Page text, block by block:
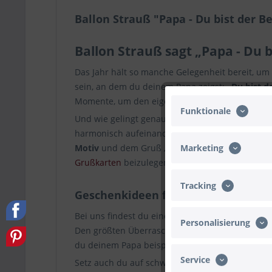
Ballon Strauß "Papa - Du bist der
Ballon Strauß sagt „Papa - Du
Das Jahr hält so manche Gelegenheit bereit,
sein, an dem du deinem Papa zeigst:„Du bist
Momente, um den eigenen Gefühlen Ausdruck
Und wie gelingt genau das am
harmonisch aufeinander abgestimmtes
Motiv und dem Gruß „Papa – Du bist der
Grußkarten beizulegen, um deinen eigenen
Geschenkideen für Papa mit
Bei uns findest du eine Vielzahl an Ballon
Den größten Überraschungseffekt erzielst du
du deinem Papa beispielsweise einen
Setz auch du auf schwebende,mit Helium
Funktionale
Marketing
Tracking
Personalisierung
Service